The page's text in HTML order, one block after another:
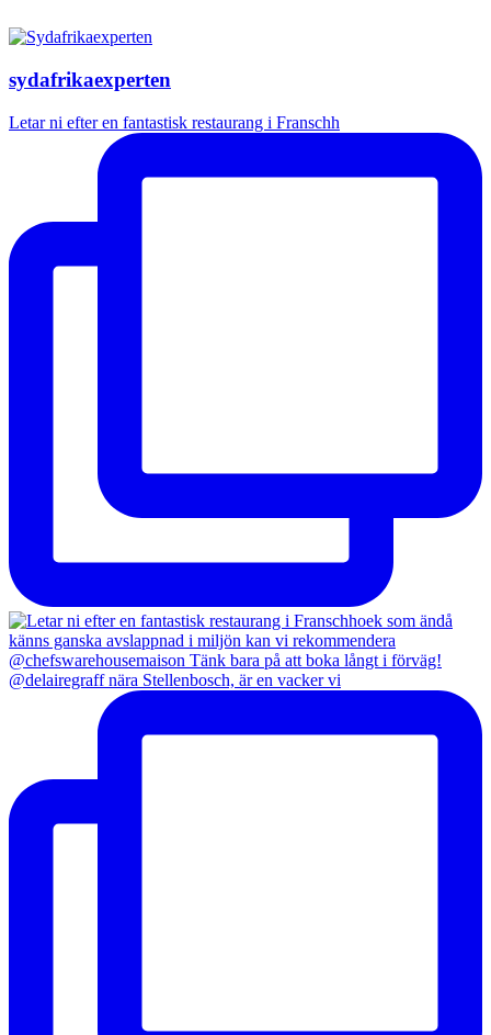
sydafrikaexperten
Letar ni efter en fantastisk restaurang i Franschh
@delairegraff nära Stellenbosch, är en vacker vi